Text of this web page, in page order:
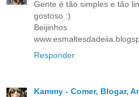
Gente é tão simples e tão
gostoso :)
Beijinhos
Responder
Kammy - Comer, Blogar,